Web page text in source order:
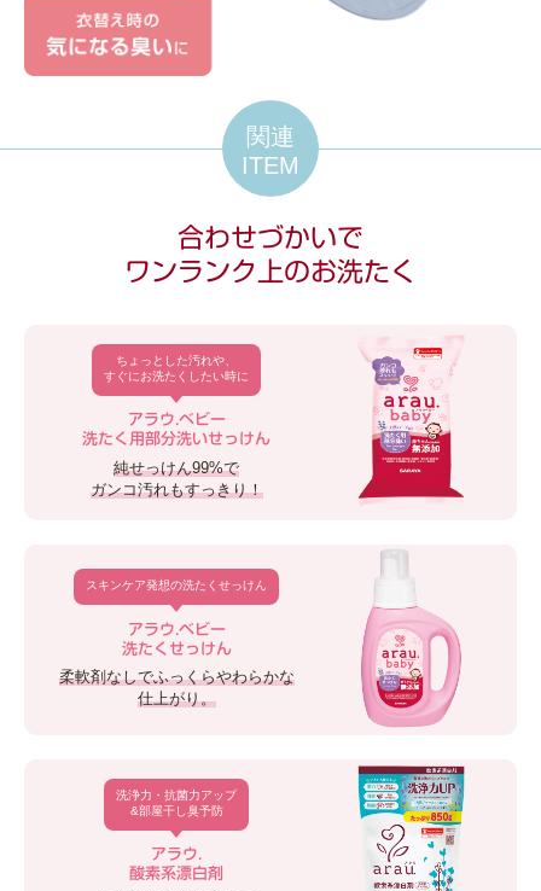
関連
ITEM
合わせづかいで
ワンランク上のお洗たく
ちょっとした汚れや、
すぐにお洗たくしたい時に
アラウ.ベビー
洗たく用部分洗いせっけん
純せっけん99%で
ガンコ汚れもすっきり！
スキンケア発想の洗たくせっけん
アラウ.ベビー
洗たくせっけん
柔軟剤なしでふっくらやわらかな
仕上がり。
洗浄力・抗菌力アップ
&部屋干し臭予防
アラウ.
酸素系漂白剤